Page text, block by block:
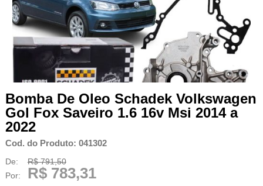
Bomba De Oleo Schadek Volkswagen
Gol Fox Saveiro 1.6 16v Msi 2014 a
2022
Cod. do Produto: 041302
De:
R$ 791,50
Por:
R$ 783,31